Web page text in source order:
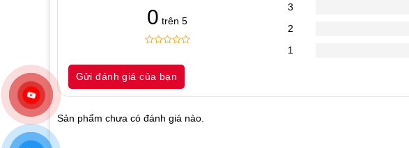
0 trên 5
out
of
based
ratings
3
2
1
Gửi đánh giá của bạn
Sản phẩm chưa có đánh giá nào.